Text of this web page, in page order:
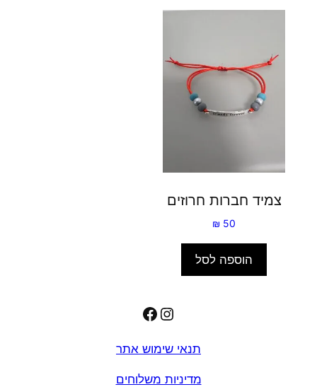
צמיד חברות חרוזים
₪ 50
הוספה לסל
Instagram
Facebook
תנאי שימוש אתר
מדיניות משלוחים